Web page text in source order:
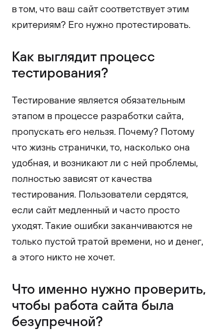
в том, что ваш сайт соответствует этим
критериям? Его нужно протестировать.
Как выглядит процесс
тестирования?
Тестирование является обязательным
этапом в процессе разработки сайта,
пропускать его нельзя. Почему? Потому
что жизнь странички, то, насколько она
удобная, и возникают ли с ней проблемы,
полностью зависят от качества
тестирования. Пользователи сердятся,
если сайт медленный и часто просто
уходят. Такие ошибки заканчиваются не
только пустой тратой времени, но и денег,
а этого никто не хочет.
Что именно нужно проверить,
чтобы работа сайта была
безупречной?